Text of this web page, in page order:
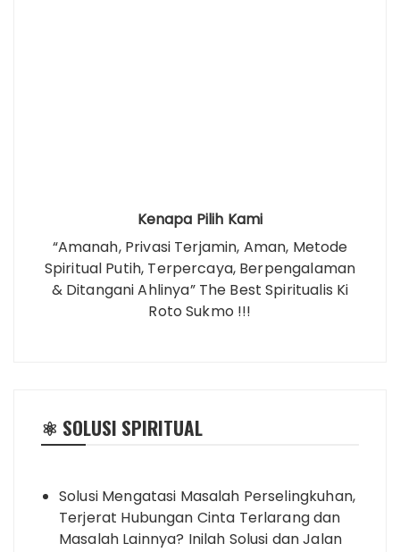
Kenapa Pilih Kami
“Amanah, Privasi Terjamin, Aman, Metode
Spiritual Putih, Terpercaya, Berpengalaman
& Ditangani Ahlinya” The Best Spiritualis Ki
Roto Sukmo !!!
⚛️ SOLUSI SPIRITUAL
Solusi Mengatasi Masalah Perselingkuhan,
Terjerat Hubungan Cinta Terlarang dan
Masalah Lainnya? Inilah Solusi dan Jalan